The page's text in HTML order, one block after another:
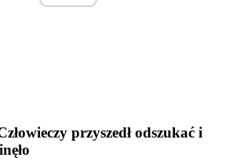
przyszedł odszukać i